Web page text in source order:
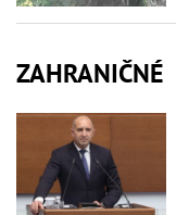
ZAHRANIČNÉ